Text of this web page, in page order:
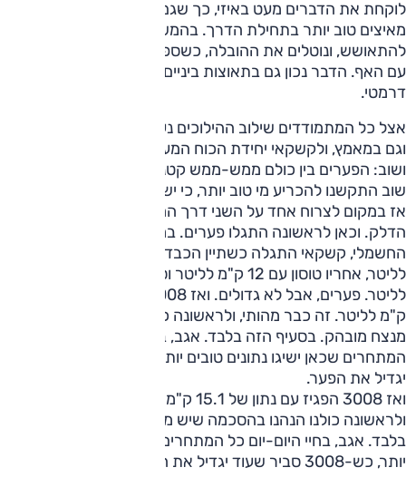
מאיצים טוב יותר בתחילת הדרך. בהמשך הקוראנים מצליחים
להתאושש, ונוטלים את ההובלה, כשספורטאז' מנצח את טוסון
עם האף. הדבר נכון גם בתאוצות ביניים וגם שם הפער אינו
דרמטי.
אצל כל המתמודדים שילוב ההילוכים נעשה בנועם, גם בזחילה
וגם במאמץ, ולקשקאי יחידת הכוח המעודנת והנעימה ביותר –
ושוב: הפערים בין כולם ממש-ממש קטנים וכולם שקטים למדי.
שוב התקשנו להכריע מי טוב יותר, כי יש מהיר יותר, ויש נעים יותר,
אז במקום לצרוח אחד על השני דרך החלונות עצרנו בתחנת
הדלק. וכאן לראשונה התגלו פערים. במפתיע ועל אף הסיוע
ק"מ לליטר. זה כבר מהותי, ולראשונה כולנו הנהנו בהסכמה שיש
מנצח מובהק. בסעיף הזה בלבד. אגב, בחיי היום-יום כל
יגדיל את הפער.
ואז 3008 הפגיז עם נתון של 15.1 ק"מ לליטר. זה כבר מהותי,
ולראשונה כולנו הנהנו בהסכמה שיש מנצח מובהק. בסעיף הזה
בלבד. אגב, בחיי היום-יום כל המתחרים שכאן ישיגו נתונים טובים
יותר, כש-3008 סביר שעוד יגדיל את הפער.